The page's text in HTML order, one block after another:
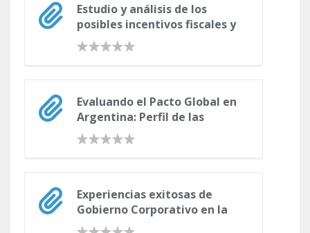
Estudio y análisis de los
posibles incentivos fiscales y
comerciales a empresas que
realicen acciones contra la
Evaluando el Pacto Global en
Argentina: Perfil de las
empresas adheridas
Experiencias exitosas de
Gobierno Corporativo en la
región Andina